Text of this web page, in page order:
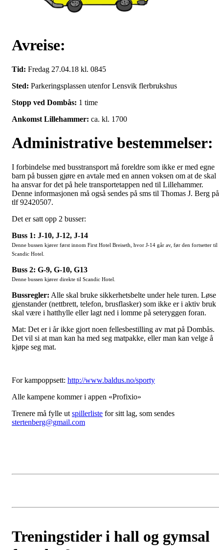
Avreise:
Tid: Fredag 27.04.18 kl. 0845
Sted: Parkeringsplassen utenfor Lensvik flerbrukshus
Stopp ved Dombås: 1 time
Ankomst Lillehammer: ca. kl. 1700
Administrative bestemmelser:
I forbindelse med busstransport må foreldre som ikke er med egne
barn på bussen gjøre en avtale med en annen voksen om at de skal
ha ansvar for det på hele transportetappen ned til Lillehammer.
Denne informasjonen må også sendes på sms til Thomas J. Berg på
tlf 92420507.
Det er satt opp 2 busser:
Buss 1: J-10, J-12, J-14
Denne bussen kjører først innom First Hotel Breiseth, hvor J-14 går av, før den fortsetter til
Scandic Hotel.
Buss 2: G-9, G-10, G13
Denne bussen kjører direkte til Scandic Hotel.
Bussregler: Alle skal bruke sikkerhetsbelte under hele turen. Løse
gjenstander (nettbrett, telefon, brusflasker) som ikke er i aktiv bruk
skal være i hatthylle eller lagt ned i lomme på seteryggen foran.
Mat: Det er i år ikke gjort noen fellesbestilling av mat på Dombås.
Det vil si at man kan ha med seg matpakke, eller man kan velge å
kjøpe seg mat.
For kampoppsett: http://www.baldus.no/sporty
Alle kampene kommer i appen «Profixio»
Trenere må fylle ut spillerliste for sitt lag, som sendes
stertenberg@gmail.com
Treningstider i hall og gymsal